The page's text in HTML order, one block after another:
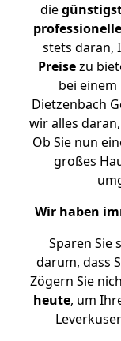
die
stets daran,
Preisezu
bei
Dietzenbach
wir alles
Ob Sie nun
großes
Wir haben
Sparen Sie
darum, dass
Zögern Sie
heute, um